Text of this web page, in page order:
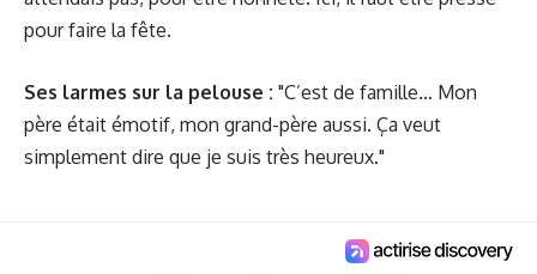
pour faire la fête.
Ses larmes sur la pelouse : "C’est de famille… Mon
père était émotif, mon grand-père aussi. Ça veut
simplement dire que je suis très heureux."